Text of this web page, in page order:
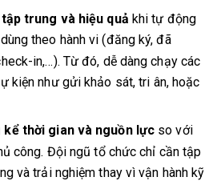
trung và hiệu quả khi tự động
theo hành vi (đăng ký, đã
in,…). Từ đó, dễ dàng chạy các
kiện như gửi khảo sát, tri ân, hoặc
thời gian và nguồn lực so với
công. Đội ngũ tổ chức chỉ cần tập
và trải nghiệm thay vì vận hành kỹ